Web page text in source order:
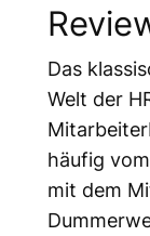
Das
Welt der
häufig
mit dem